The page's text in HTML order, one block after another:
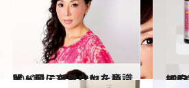
2011.10.3
オバ肌にならないため、肌・髪・爪はツヤを意識
ビューティ＆ヘルス 細胞再
ビ